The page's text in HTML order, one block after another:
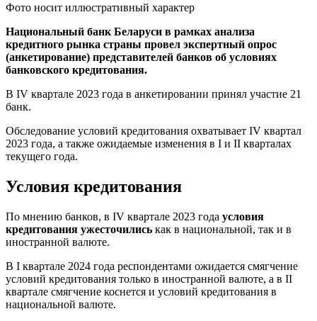
Фото носит иллюстративный характер
Национальный банк Беларуси в рамках анализа
кредитного рынка страны провел экспертный опрос
(анкетирование) представителей банков об условиях
банковского кредитования.
В IV квартале 2023 года в анкетировании принял участие 21
банк.
Обследование условий кредитования охватывает IV квартал
2023 года, а также ожидаемые изменения в I и II кварталах
текущего года.
Условия кредитования
По мнению банков, в IV квартале 2023 года условия
кредитования ужесточились как в национальной, так и в
иностранной валюте.
В I квартале 2024 года респондентами ожидается смягчение
условий кредитования только в иностранной валюте, а в II
квартале смягчение коснется и условий кредитования в
национальной валюте.